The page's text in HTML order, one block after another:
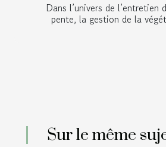
Dans l’univers de l’entretien
pente, la gestion de la
Sur le même